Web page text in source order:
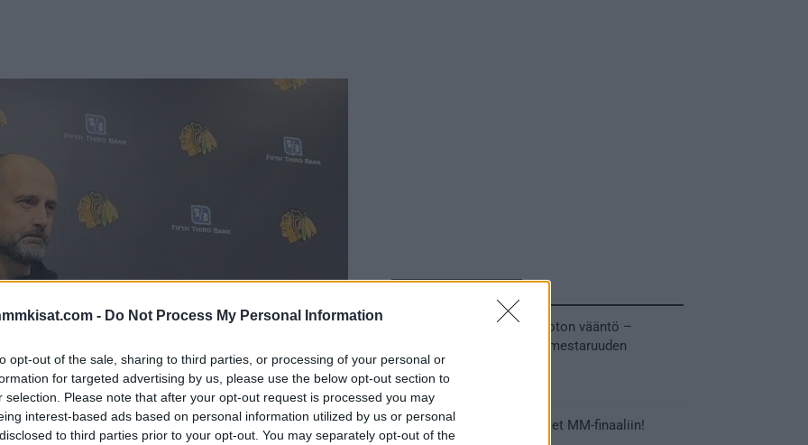
- Do Not Process My Personal Information
opt-out of the sale, sharing to third parties, or processing of your personal or
for targeted advertising by us, please use the below opt-out section to
selection. Please note that after your opt-out request is processed you may
interest-based ads based on personal information utilized by us or personal
to third parties prior to your opt-out. You may separately opt-out of the
MM-kullasta käytiin armoton vääntö –
Leijonat voitti maailmanmestaruuden
jatkoajalla
31.05.2026 23:27
Tässä Leijonien kentälliset MM-finaaliin!